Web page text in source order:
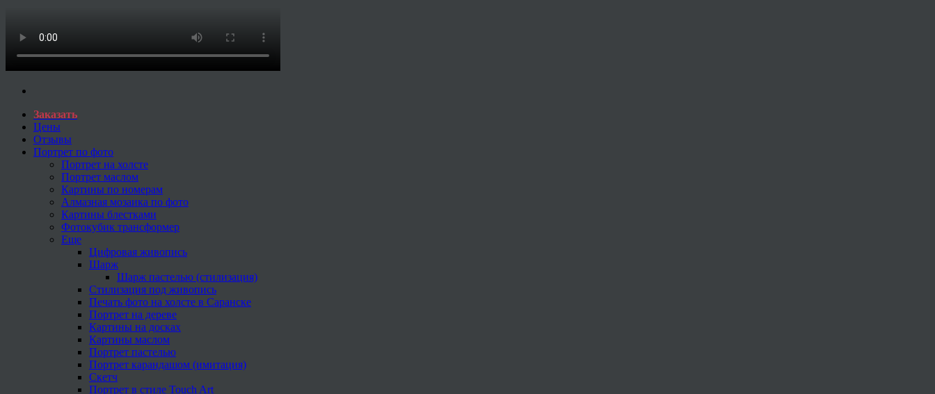
Заказать
Цены
Отзывы
Портрет по фото
Портрет на холсте
Портрет маслом
Картины по номерам
Алмазная мозаика по фото
Картины блестками
Фотокубик трансформер
Еще
Цифровая живопись
Шарж
Шарж пастелью (стилизация)
Стилизация под живопись
Печать фото на холсте в Саранске
Портрет на дереве
Картины на досках
Картины маслом
Портрет пастелью
Портрет карандашом (имитация)
Скетч
Портрет в стиле Touch Art